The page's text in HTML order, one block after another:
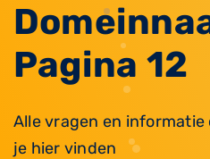
Pagina 12
Alle vragen en
je hier vinden